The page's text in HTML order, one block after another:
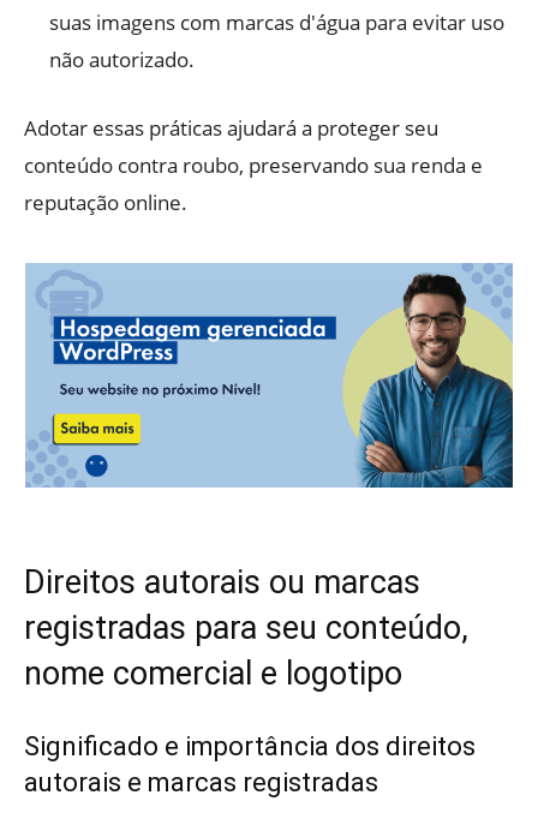
suas imagens com marcas d'água para evitar uso
não autorizado.
Adotar essas práticas ajudará a proteger seu
conteúdo contra roubo, preservando sua renda e
reputação online.
Direitos autorais ou marcas
registradas para seu conteúdo,
nome comercial e logotipo
Significado e importância dos direitos
autorais e marcas registradas